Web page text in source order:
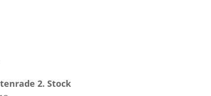
2. Stock